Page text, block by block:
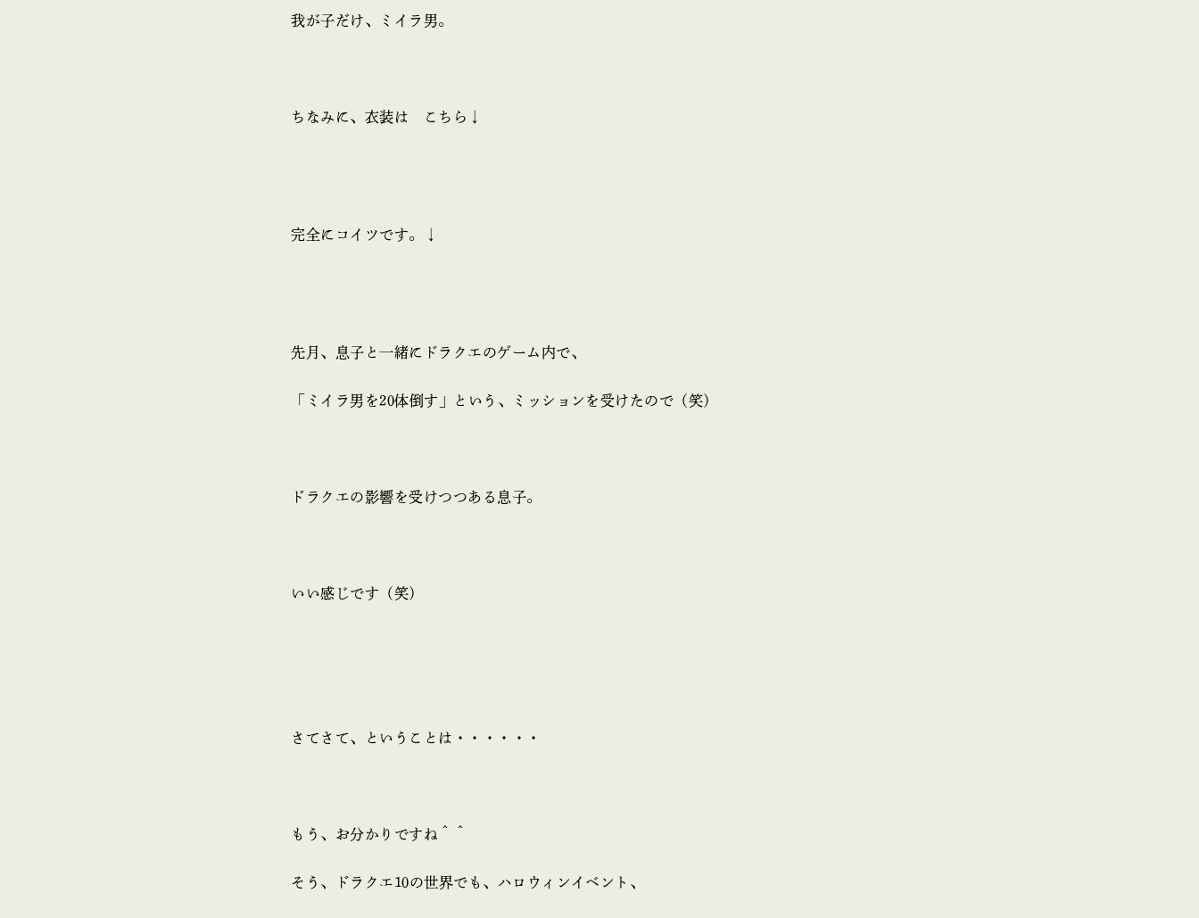
我が子だけ、ミイラ男。
ちなみに、衣装は こちら↓
完全にコイツです。↓
先月、息子と一緒にドラクエのゲーム内で、
「ミイラ男を20体倒す」という、ミッションを受けたので（笑）
ドラクエの影響を受けつつある息子。
いい感じです（笑）
さてさて、ということは・・・・・・
もう、お分かりですね＾＾
そう、ドラクエ10の世界でも、ハロウィンイベント、